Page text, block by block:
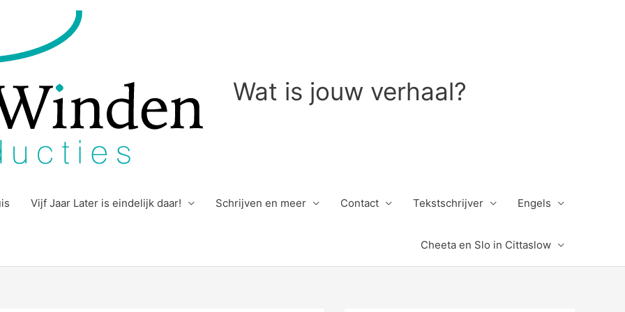
Wat is jouw verhaal?
Vijf Jaar Later is eindelijk daar! Schrijven en meer Contact Tekstschrijver Engels
Cheeta en Slo in Cittaslow